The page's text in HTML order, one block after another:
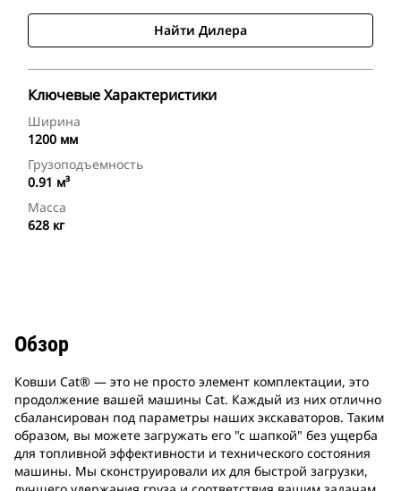
Найти Дилера
Ключевые Характеристики
Ширина
1200 мм
Грузоподъемность
0.91 м³
Масса
628 кг
Обзор
Ковши Cat® — это не просто элемент комплектации, это
продолжение вашей машины Cat. Каждый из них отлично
сбалансирован под параметры наших экскаваторов. Таким
образом, вы можете загружать его "с шапкой" без ущерба
для топливной эффективности и технического состояния
машины. Мы сконструировали их для быстрой загрузки,